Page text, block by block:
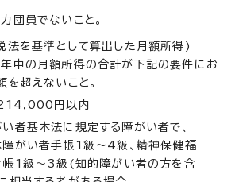
団員でないこと。
法を基準として算出した月額所得)
中の月額所得の合計が下記の要件にお
を超えないこと。
円以内
い者基本法に規定する障がい者で、
障がい者手帳1級～4級、精神保健福
帳1級～3級(知的障がい者の方を含